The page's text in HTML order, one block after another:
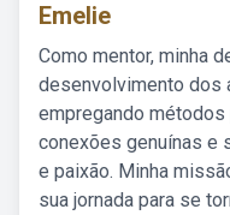
Emelie
Como mentor, minha
desenvolvimento dos
empregando
conexões genuínas e
e paixão. Minha
sua jornada para se